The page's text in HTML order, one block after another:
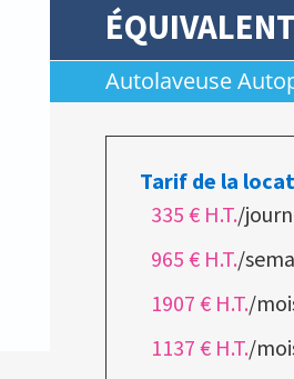
ÉQUIVALENT
Autolaveuse
Tarif de la
335 € H.T./
965 € H.T./
1907 € H.T./
1137 € H.T./